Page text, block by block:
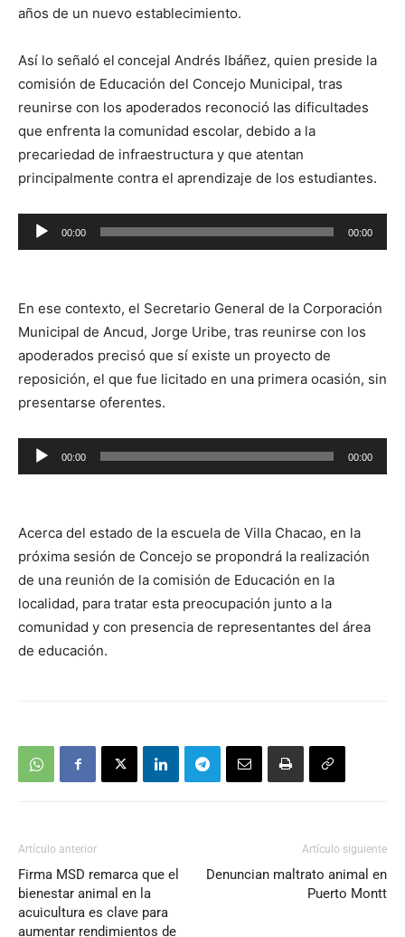
años de un nuevo establecimiento.
Así lo señaló el concejal Andrés Ibáñez, quien preside la
comisión de Educación del Concejo Municipal, tras
reunirse con los apoderados reconoció las dificultades
que enfrenta la comunidad escolar, debido a la
precariedad de infraestructura y que atentan
principalmente contra el aprendizaje de los estudiantes.
Reproductor
de
00:00 00:00
En ese contexto, el Secretario General de la Corporación
Municipal de Ancud, Jorge Uribe, tras reunirse con los
apoderados precisó que sí existe un proyecto de
reposición, el que fue licitado en una primera ocasión, sin
presentarse oferentes.
Reproductor
de
00:00 00:00
Acerca del estado de la escuela de Villa Chacao, en la
próxima sesión de Concejo se propondrá la realización
de una reunión de la comisión de Educación en la
localidad, para tratar esta preocupación junto a la
comunidad y con presencia de representantes del área
de educación.
Artículo anterior
Firma MSD remarca que el
bienestar animal en la
acuicultura es clave para
aumentar rendimientos de
Artículo siguiente
Denuncian maltrato animal en
Puerto Montt